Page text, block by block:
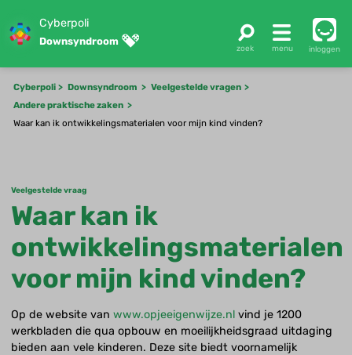
Cyberpoli
Downsyndroom
inloggen
Cyberpoli Downsyndroom
Veelgestelde vragen
Andere praktische zaken
Waar kan ik ontwikkelingsmaterialen voor mijn kind vinden?
Veelgestelde vraag
Waar kan ik
ontwikkelingsmaterialen
voor mijn kind vinden?
Op de website vanwww.opjeeigenwijze.nl vind je 1200
werkbladen die qua opbouw en moeilijkheidsgraad uitdaging
bieden aan vele kinderen. Deze site biedt voornamelijk